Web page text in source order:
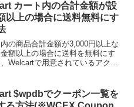
カート内の合計金額が設
以上の場合に送料無料にす
の商品合計金額が3,000円以上な
額以上の場合に送料を無料にす
Welcartで用意されているアクシ
自関数を追...
$wpdbでクーポン一覧を